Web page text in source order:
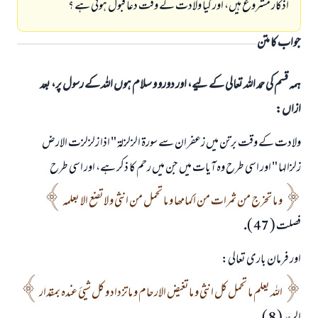
اذكار مشروع ہيں، اور كيا ولادت كے وقت دعا قبول ہوتى ہے ؟
جواب کا متن
ہمہ قسم کی حمد اللہ تعالی کے لیے، اور دورو و سلام ہوں اللہ کے رسول پر، بعد
ازاں:
ولادت كے وقت برتن ميں زعفران سے سورۃ الزلزلۃ " اذا زلزلزت الارض
زلزالہا " اور اسى طرح وہ آيات ميں جن ميں رحم كا ذكر ہے، اور اسى طرح
و ما تخرج من ثمرات من اكمامھا و ما تحمل من انثى و لاتضع الا بعلمہ
فصلت ( 47 ).
اور فرمان بارى تعالى:
اللہ يعلم ما تحمل كل انثى و ماتغيض الارحام و ماتزداد و كل شيئ عندہ بمقدار